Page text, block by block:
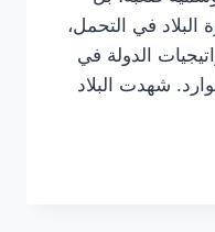
في التحمل،
الدولة في
شهدت البلاد